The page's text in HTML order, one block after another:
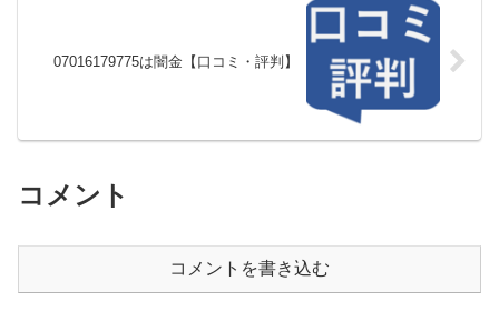
07016179775は闇金【口コミ・評判】
コメント
コメントを書き込む